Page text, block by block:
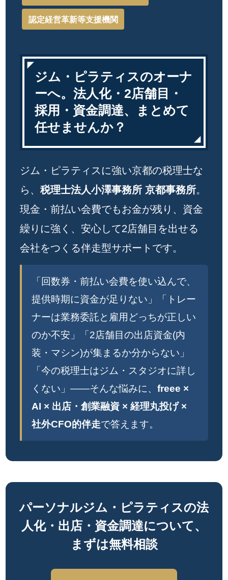
認定経営革新等支援機関
ジム・ピラティスのオーナ
ーへ。法人化・2店舗目・
採用・資金調達、まとめて
任せませんか？
ジム・ピラティスに強い京都の税理士な
ら、税理士法人小澤事務所 京都事務所。
現金・前払い会費でもお金が残り、資金
繰りに強く、安心して2店舗目を出せる
会社をつくる伴走型サポートです。
「回数券・前払い会費を使い込んで、
提供時期に資金が足りない」「トレー
ナーは業務委託と雇用どっちが正しい
のか不安」「2店舗目の出店資金(内
装・マシン)が集まるか分からない」
「今の税理士はジム・スタジオに詳し
くない」——そんな悩みに、 freee ×
AI × 出店・創業融資 × 経理丸投げ ×
社外CFO的伴走で答えます。
パーソナルジム・ピラティスの法
人化・出店・資金調達について、
まずは無料相談